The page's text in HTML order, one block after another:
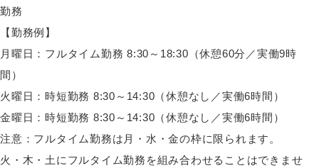
勤務
【勤務例】
月曜日：フルタイム勤務 8:30～18:30（休憩60分／実働9時
間）
火曜日：時短勤務 8:30～14:30（休憩なし／実働6時間）
金曜日：時短勤務 8:30～14:30（休憩なし／実働6時間）
注意：フルタイム勤務は月・水・金の枠に限られます。
火・木・土にフルタイム勤務を組み合わせることはできませ